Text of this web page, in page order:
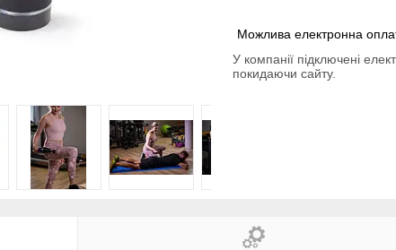
У компанії підключені
покидаючи сайту.